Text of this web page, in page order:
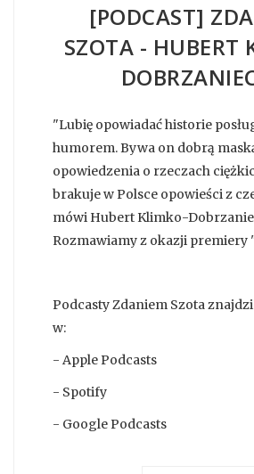
[PODCAST]
SZOTA - HUBERT
"Lubię opowiadać historie
humorem. Bywa on dobrą
opowiedzenia o rzeczach
brakuje w Polsce opowieści z
mówi Hubert Klimko-
Rozmawiamy z okazji premiery
Podcasty Zdaniem Szota
w:
- Apple Podcasts
- Spotify
- Google Podcasts